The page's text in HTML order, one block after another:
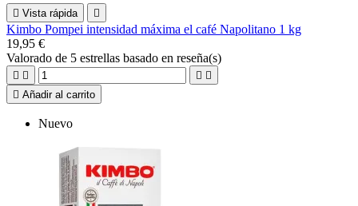
 Vista rápida 
Kimbo Pompei intensidad máxima el café Napolitano 1 kg
19,95 €
Valorado de 5 estrellas basado en reseña(s)
   
 Añadir al carrito
Nuevo